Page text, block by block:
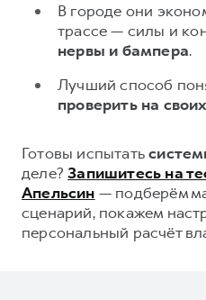
В городе они
трассе — силы и
нервы и бампера.
Лучший способ
проверить на
Готовы испытать
деле?Запишитесь на
Апельсин — подберём
сценарий, покажем
персональный расчёт